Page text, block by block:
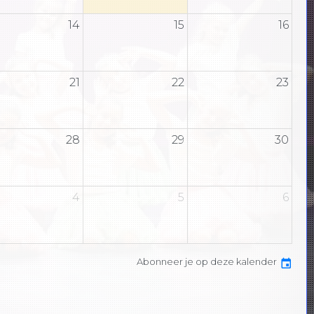
14 15 16
21 22 23
28 29 30
4 5 6
Abonneer je op deze kalender